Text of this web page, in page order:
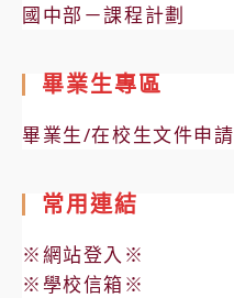
國中部－課程計劃
畢業生專區
畢業生/在校生文件申請
常用連結
※網站登入※
※學校信箱※